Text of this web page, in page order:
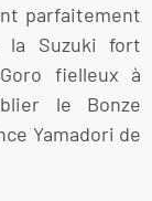
parfaitement
la Suzuki fort
fielleux à
le Bonze
Yamadori de